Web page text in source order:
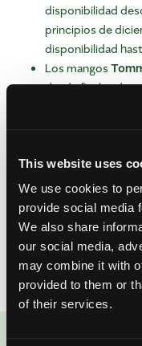
This website uses
We use cookies to
provide social media
We also share
our social media,
may combine it with
provided to them or
of their services.
disponibilidad
principios de
disponibilidad
Los mangos
desde finales de
alcanzan su
cuándo estará
información sobre cada
página Variedades y
cultiva cada tipo, sus